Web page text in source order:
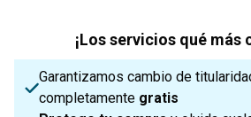
¡Los servicios qué más
Garantizamos cambio de
completamente gratis